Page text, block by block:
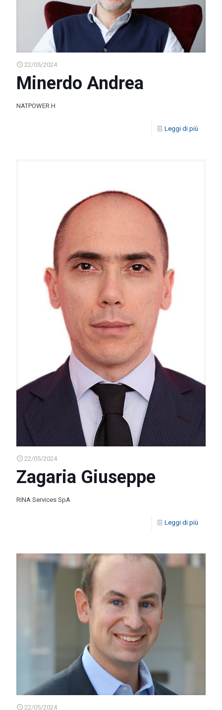
22/05/2024
Minerdo Andrea
NATPOWER H
Leggi di più
22/05/2024
Zagaria Giuseppe
RINA Services SpA
Leggi di più
22/05/2024